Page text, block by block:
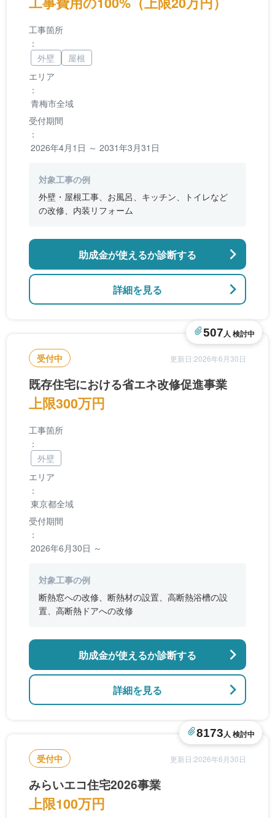
エリア
：
青梅市全域
受付期間
：
2026年4月1日 ～ 2031年3月31日
工事箇所
：
外壁
屋根
対象工事の例
外壁・屋根工事、お風呂、キッチン、トイレなど
の改修、内装リフォーム
詳細を見る
助成金が使えるか診断する
受付中 更新日:2026年6月30日
既存住宅における省エネ改修促進事業
上限300万円
507人 検討中
エリア
：
東京都全域
受付期間
：
2026年6月30日 ～
工事箇所
：
外壁
対象工事の例
断熱窓への改修、断熱材の設置、高断熱浴槽の設
置、高断熱ドアへの改修
詳細を見る
助成金が使えるか診断する
受付中 更新日:2026年6月30日
みらいエコ住宅2026事業
上限100万円
8173人 検討中